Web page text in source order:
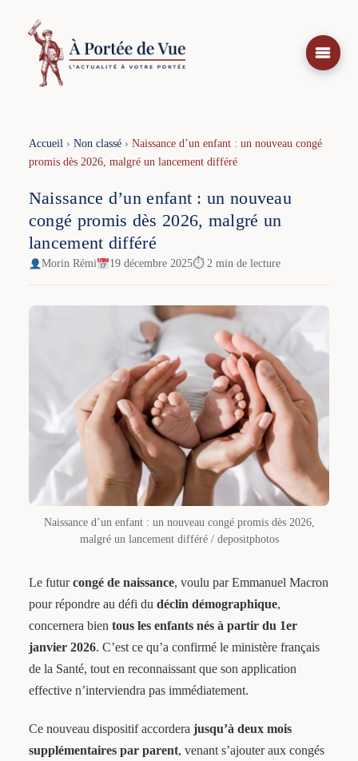
contenu
Accueil› Non classé› Naissance d’un enfant : un nouveau congé
promis dès 2026, malgré un lancement différé
Naissance d’un enfant : un nouveau
congé promis dès 2026, malgré un
lancement différé
Morin Rémi 19 décembre 2025⏱ 2 min de lecture
Naissance d’un enfant : un nouveau congé promis dès 2026,
malgré un lancement différé / depositphotos
Le futurcongé de naissance, voulu par Emmanuel Macron
pour répondre au défi du déclin démographique,
concernera bien tous les enfants nés à partir du 1er
janvier 2026. C’est ce qu’a confirmé le ministère français
de la Santé, tout en reconnaissant que son application
effective n’interviendra pas immédiatement.
Ce nouveau dispositif accordera jusqu’à deux mois
supplémentaires par parent, venant s’ajouter aux congés